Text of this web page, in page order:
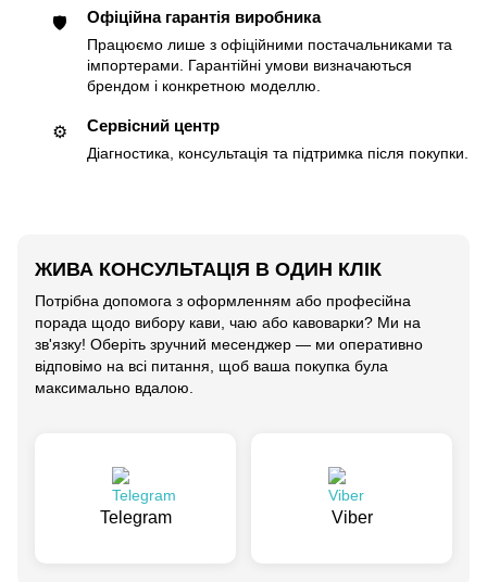
🛡 Офіційна гарантія виробника
Працюємо лише з офіційними постачальниками та
імпортерами. Гарантійні умови визначаються
брендом і конкретною моделлю.
⚙️ Сервісний центр
Діагностика, консультація та підтримка після покупки.
ЖИВА КОНСУЛЬТАЦІЯ В ОДИН КЛІК
Потрібна допомога з оформленням або професійна
порада щодо вибору кави, чаю або кавоварки? Ми на
зв'язку! Оберіть зручний месенджер — ми оперативно
відповімо на всі питання, щоб ваша покупка була
максимально вдалою.
Telegram Viber